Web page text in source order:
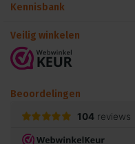
Kennisbank
Veilig winkelen
Beoordelingen